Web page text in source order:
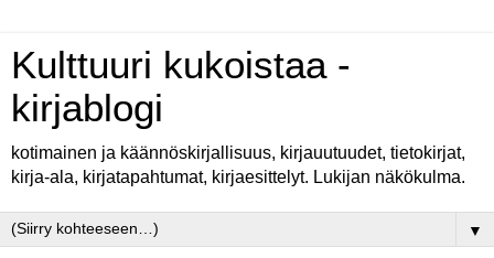
Kulttuuri kukoistaa -
kirjablogi
kotimainen ja käännöskirjallisuus, kirjauutuudet, tietokirjat,
kirja-ala, kirjatapahtumat, kirjaesittelyt. Lukijan näkökulma.
▼